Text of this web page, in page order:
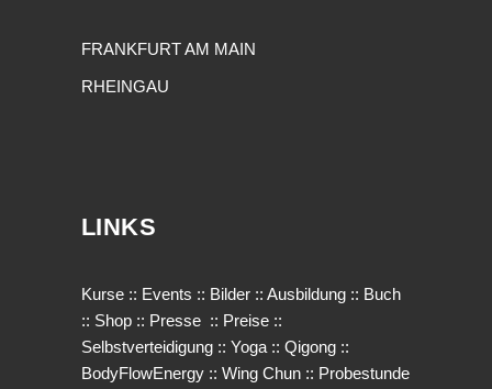
FRANKFURT AM MAIN
RHEINGAU
LINKS
Kurse :: Events :: Bilder :: Ausbildung :: Buch
:: Shop :: Presse :: Preise ::
Selbstverteidigung :: Yoga :: Qigong ::
BodyFlowEnergy :: Wing Chun :: Probestunde